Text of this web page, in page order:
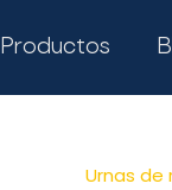
Productos
Urnas